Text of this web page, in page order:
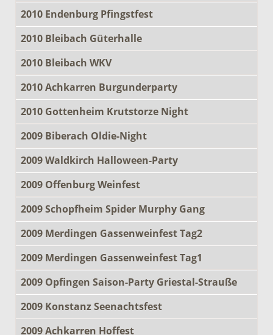
2010 Endenburg Pfingstfest
2010 Bleibach Güterhalle
2010 Bleibach WKV
2010 Achkarren Burgunderparty
2010 Gottenheim Krutstorze Night
2009 Biberach Oldie-Night
2009 Waldkirch Halloween-Party
2009 Offenburg Weinfest
2009 Schopfheim Spider Murphy Gang
2009 Merdingen Gassenweinfest Tag2
2009 Merdingen Gassenweinfest Tag1
2009 Opfingen Saison-Party Griestal-Strauße
2009 Konstanz Seenachtsfest
2009 Achkarren Hoffest